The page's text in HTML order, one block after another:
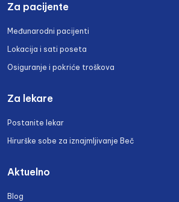
Za pacijente
Međunarodni pacijenti
Lokacija i sati poseta
Osiguranje i pokriće troškova
Za lekare
Postanite lekar
Hirurške sobe za iznajmljivanje Beč
Aktuelno
Blog